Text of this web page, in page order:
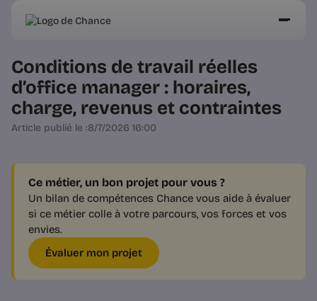
Conditions de travail réelles
d’office manager : horaires,
charge, revenus et contraintes
Article publié le :8/7/2026 16:00
Ce métier, un bon projet pour vous ?
Un bilan de compétences Chance vous aide à évaluer
si ce métier colle à votre parcours, vos forces et vos
envies.
Évaluer mon projet